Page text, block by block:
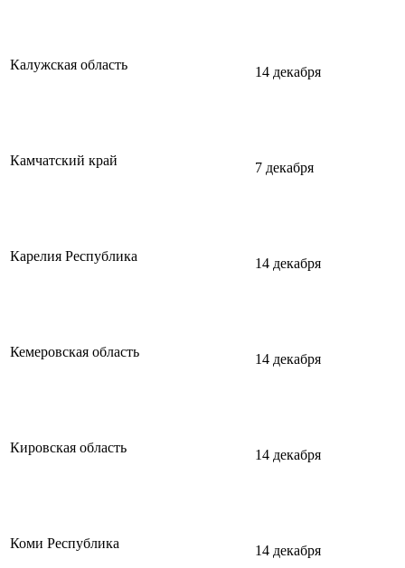
Калужская область 14 декабря
Камчатский край 7 декабря
Карелия Республика 14 декабря
Кемеровская область 14 декабря
Кировская область 14 декабря
Коми Республика 14 декабря